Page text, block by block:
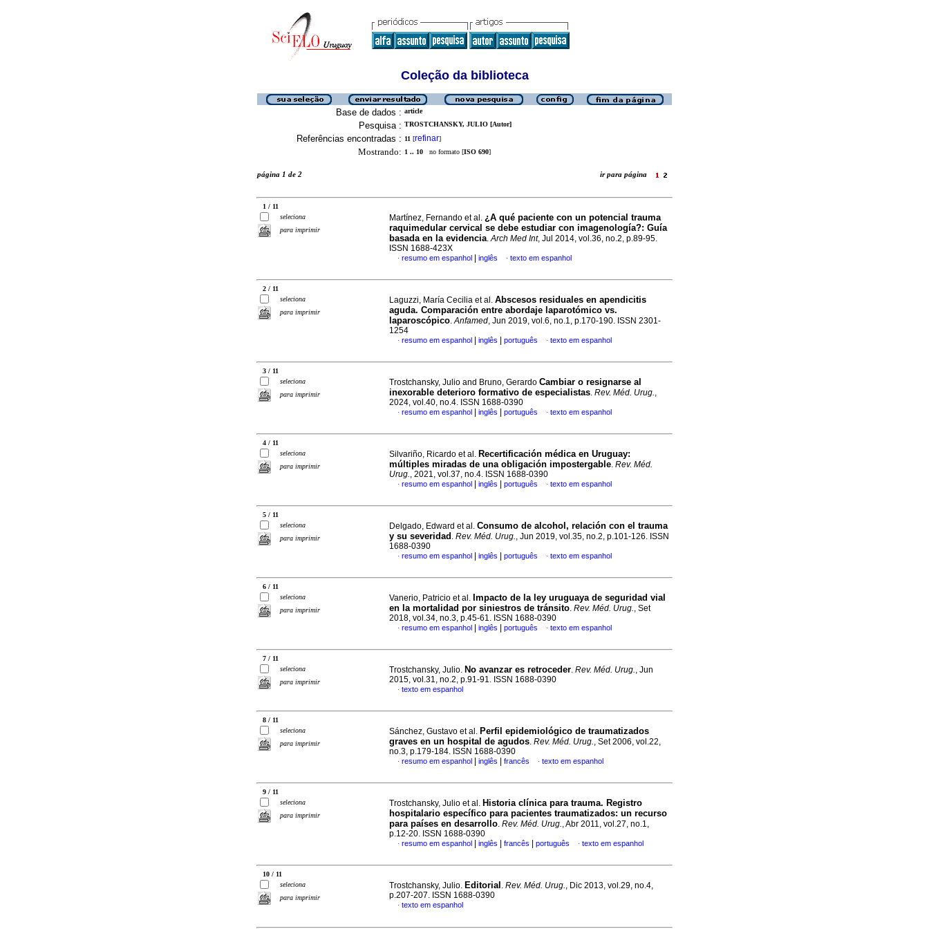
Coleção da biblioteca
Base de dados : article
Pesquisa : TROSTCHANSKY, JULIO [Autor]
Referências encontradas : 11 [refinar]
Mostrando: 1 .. 10 no formato [ISO 690]
página 1 de 2 ir para página
1 / 11
seleciona
para imprimir
Martínez, Fernando et al. ¿A qué paciente con un potencial trauma
raquimedular cervical se debe estudiar con imagenología?: Guía
basada en la evidencia.Arch Med Int, Jul 2014, vol.36, no.2, p.89-95.
ISSN 1688-423X
· resumo em espanhol inglês · texto em espanhol
2 / 11
seleciona
para imprimir
Laguzzi, María Cecilia et al. Abscesos residuales en apendicitis
aguda. Comparación entre abordaje laparotómico vs.
laparoscópico.Anfamed, Jun 2019, vol.6, no.1, p.170-190. ISSN 2301-
1254
· resumo em espanhol inglês português · texto em espanhol
3 / 11
seleciona
para imprimir
Trostchansky, Julio and Bruno, Gerardo Cambiar o resignarse al
inexorable deterioro formativo de especialistas. Rev. Méd. Urug.,
2024, vol.40, no.4. ISSN 1688-0390
· resumo em espanhol inglês português · texto em espanhol
4 / 11
seleciona
para imprimir
Silvariño, Ricardo et al. Recertificación médica en Uruguay:
múltiples miradas de una obligación impostergable. Rev. Méd.
Urug., 2021, vol.37, no.4. ISSN 1688-0390
· resumo em espanhol inglês português · texto em espanhol
5 / 11
seleciona
para imprimir
Delgado, Edward et al. Consumo de alcohol, relación con el trauma
y su severidad . Rev. Méd. Urug., Jun 2019, vol.35, no.2, p.101-126. ISSN
1688-0390
· resumo em espanhol inglês português · texto em espanhol
6 / 11
seleciona
para imprimir
Vanerio, Patricio et al. Impacto de la ley uruguaya de seguridad vial
en la mortalidad por siniestros de tránsito. Rev. Méd. Urug., Set
2018, vol.34, no.3, p.45-61. ISSN 1688-0390
· resumo em espanhol inglês português · texto em espanhol
7 / 11
seleciona
para imprimir
Trostchansky, Julio. No avanzar es retroceder. Rev. Méd. Urug., Jun
2015, vol.31, no.2, p.91-91. ISSN 1688-0390
· texto em espanhol
8 / 11
seleciona
para imprimir
Sánchez, Gustavo et al. Perfil epidemiológico de traumatizados
graves en un hospital de agudos. Rev. Méd. Urug., Set 2006, vol.22,
no.3, p.179-184. ISSN 1688-0390
· resumo em espanhol inglês francês · texto em espanhol
9 / 11
seleciona
para imprimir
Trostchansky, Julio et al. Historia clínica para trauma. Registro
hospitalario específico para pacientes traumatizados: un recurso
para países en desarrollo. Rev. Méd. Urug., Abr 2011, vol.27, no.1,
p.12-20. ISSN 1688-0390
· resumo em espanhol inglês francês português · texto em espanhol
10 / 11
seleciona
para imprimir
Trostchansky, Julio. Editorial . Rev. Méd. Urug., Dic 2013, vol.29, no.4,
p.207-207. ISSN 1688-0390
· texto em espanhol